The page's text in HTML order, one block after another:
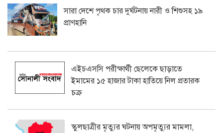
সারা দেশে পৃথক চার দুর্ঘটনায় নারী ও শিশুসহ ১৯
প্রাণহানি
এইচএসসি পরীক্ষার্থী ছেলেকে ছাড়াতে
ইমামের ১৫ হাজার টাকা হাতিয়ে নিল প্রতারক
চক্র
স্কুলছাত্রীর মৃত্যুর ঘটনায় অপমৃত্যুর মামলা,